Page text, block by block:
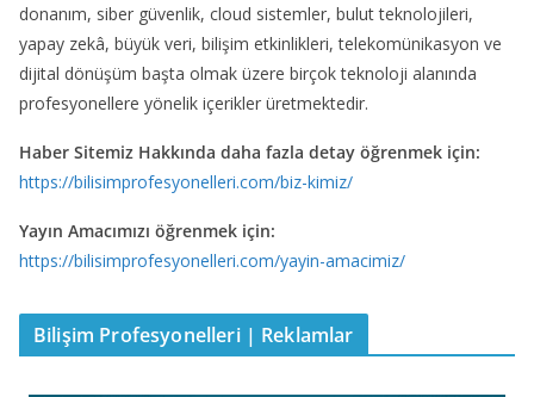
donanım, siber güvenlik, cloud sistemler, bulut teknolojileri,
yapay zekâ, büyük veri, bilişim etkinlikleri, telekomünikasyon ve
dijital dönüşüm başta olmak üzere birçok teknoloji alanında
profesyonellere yönelik içerikler üretmektedir.
Haber Sitemiz Hakkında daha fazla detay öğrenmek için:
https://bilisimprofesyonelleri.com/biz-kimiz/
Yayın Amacımızı öğrenmek için:
https://bilisimprofesyonelleri.com/yayin-amacimiz/
Bilişim Profesyonelleri | Reklamlar